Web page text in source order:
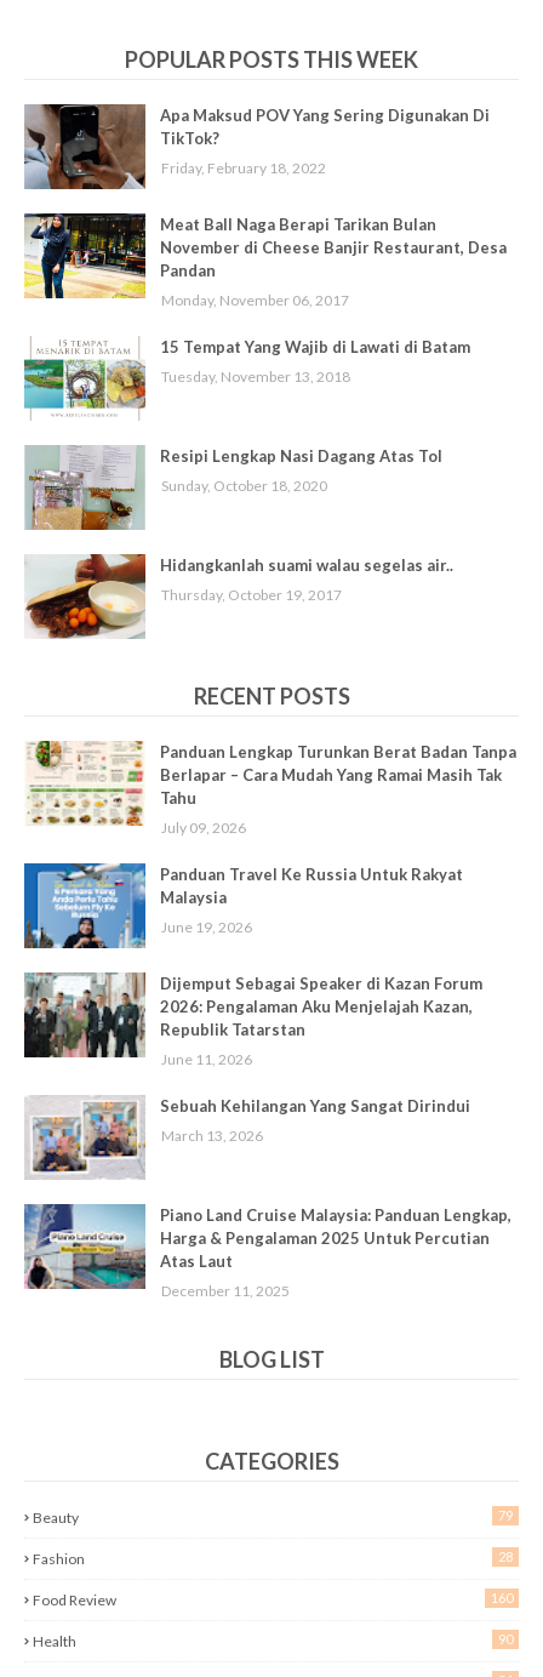
POPULAR POSTS THIS WEEK
Apa Maksud POV Yang Sering Digunakan Di
TikTok?
Friday, February 18, 2022
Meat Ball Naga Berapi Tarikan Bulan
November di Cheese Banjir Restaurant, Desa
Pandan
Monday, November 06, 2017
15 Tempat Yang Wajib di Lawati di Batam
Tuesday, November 13, 2018
Resipi Lengkap Nasi Dagang Atas Tol
Sunday, October 18, 2020
Hidangkanlah suami walau segelas air..
Thursday, October 19, 2017
RECENT POSTS
Panduan Lengkap Turunkan Berat Badan Tanpa
Berlapar – Cara Mudah Yang Ramai Masih Tak
Tahu
July 09, 2026
Panduan Travel Ke Russia Untuk Rakyat
Malaysia
June 19, 2026
Dijemput Sebagai Speaker di Kazan Forum
2026: Pengalaman Aku Menjelajah Kazan,
Republik Tatarstan
June 11, 2026
Sebuah Kehilangan Yang Sangat Dirindui
March 13, 2026
Piano Land Cruise Malaysia: Panduan Lengkap,
Harga & Pengalaman 2025 Untuk Percutian
Atas Laut
December 11, 2025
BLOG LIST
CATEGORIES
Beauty 79
Fashion 28
Food Review 160
Health 90